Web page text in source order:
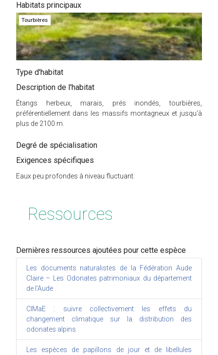
Habitats principaux
Tourbières
Type d'habitat
Description de l'habitat
Étangs herbeux, marais, prés inondés, tourbières,
préférentiellement dans les massifs montagneux et jusqu'à
plus de 2100 m.
Degré de spécialisation
Exigences spécifiques
Eaux peu profondes à niveau fluctuant.
Ressources
Dernières ressources ajoutées pour cette espèce
Les documents naturalistes de la Fédération Aude
Claire – Les Odonates patrimoniaux du département
de l’Aude
CIMaE : suivre collectivement les effets du
changement climatique sur la distribution des
odonates alpins
Les espèces de papillons de jour et de libellules